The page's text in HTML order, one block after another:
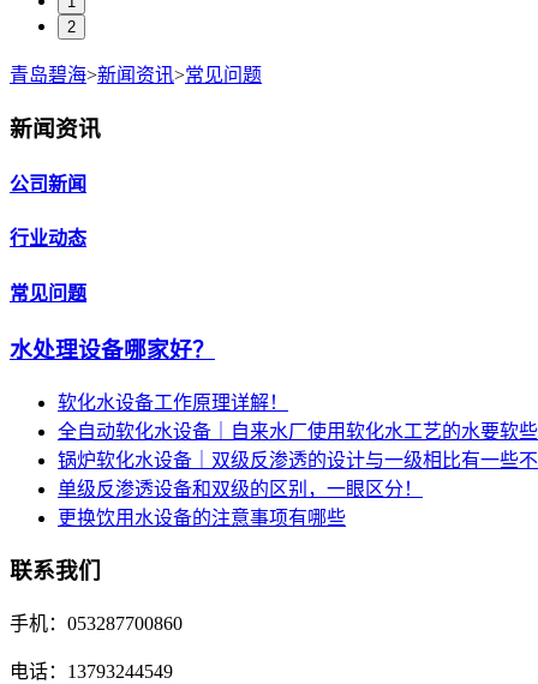
2
青岛碧海>新闻资讯>常见问题
新闻资讯
公司新闻
行业动态
常见问题
水处理设备哪家好？
软化水设备工作原理详解！
全自动软化水设备｜自来水厂使用软化水工艺的水要软些
锅炉软化水设备｜双级反渗透的设计与一级相比有一些
单级反渗透设备和双级的区别，一眼区分！
更换饮用水设备的注意事项有哪些
联系我们
手机：053287700860
电话：13793244549